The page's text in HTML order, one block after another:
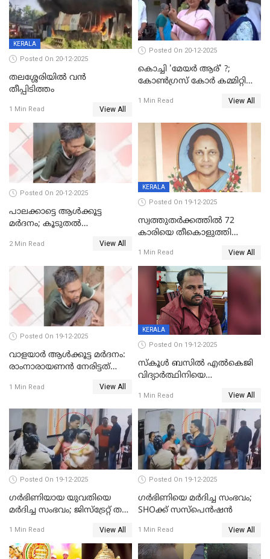
KERALA
Posted On 20-12-2025
തലശ്ശേരിയിൽ വൻ
തീപ്പിടിത്തം
1 Min Read View All
Posted On 20-12-2025
കൊച്ചി 'മേയർ ആര്' ?;
കോണ്‍ഗ്രസ് കോര്‍ കമ്മിറ്റി
1 Min Read View All
Posted On 20-12-2025
പാലക്കാട്ടെ ആള്‍ക്കൂട്ട
മര്‍ദനം; കൂടുതല്‍
അംഗ സംഘമെന്ന് വിവരം
2 Min Read View All
KERALA
Posted On 19-12-2025
സ്വത്തുതര്‍ക്കത്തില്‍ 72
കാരിയെ തീകൊളുത്തി
ക്രൂരകൊലപാതകത്തില്‍
സഹോദരിപുത്രന് ജീവപര്യന്തം
1 Min Read View All
Posted On 19-12-2025
വാളയാർ ആൾക്കൂട്ട മർദനം:
രാംനാരായണൻ നേരിട്ടത്
നാൽപ്പതിലേറെ
റിപ്പോർട്ട്
1 Min Read View All
KERALA
Posted On 19-12-2025
സ്കൂൾ ബസിൽ എൽകെജി
വിദ്യാര്‍ത്ഥിനിയെ
ക്ലീനര്‍ പിടിയിൽ
1 Min Read View All
Posted On 19-12-2025
ഗര്‍ഭിണിയായ യുവതിയെ
മര്‍ദിച്ച സംഭവം; ജിസ്‌ട്രേറ്റ് തല
യുവതി
1 Min Read View All
Posted On 19-12-2025
ഗര്‍ഭിണിയെ മർദിച്ച സംഭവം;
SHOക്ക് സസ്പെൻഷൻ
1 Min Read View All